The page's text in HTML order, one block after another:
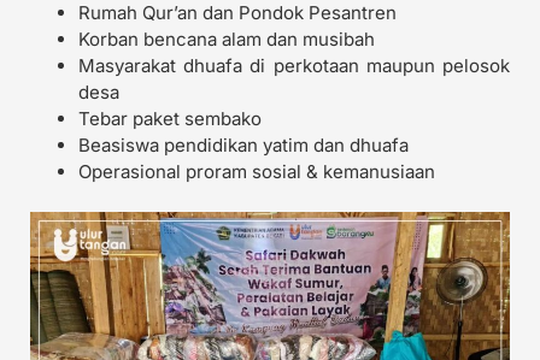
Rumah Qur’an dan Pondok Pesantren
Korban bencana alam dan musibah
Masyarakat dhuafa di perkotaan maupun pelosok
desa
Tebar paket sembako
Beasiswa pendidikan yatim dan dhuafa
Operasional proram sosial & kemanusiaan